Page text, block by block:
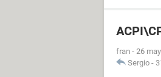
fran - 26
Sergio -